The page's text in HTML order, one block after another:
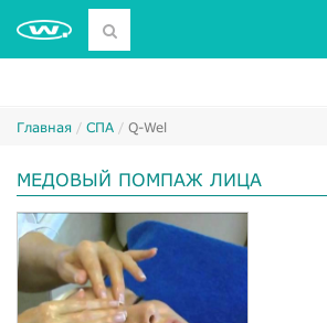
Главная СПА Q-Wel
МЕДОВЫЙ ПОМПАЖ ЛИЦА